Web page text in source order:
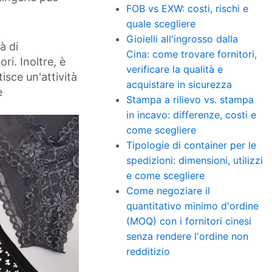
di
Inoltre, è
un'attività
FOB vs EXW: costi, rischi e
quale scegliere
Gioielli all'ingrosso dalla
Cina: come trovare fornitori,
verificare la qualità e
acquistare in sicurezza
Stampa a rilievo vs. stampa
in incavo: differenze, costi e
come scegliere
Tipologie di container per le
spedizioni: dimensioni, utilizzi
e come scegliere
Come negoziare il
quantitativo minimo d'ordine
(MOQ) con i fornitori cinesi
senza rendere l'ordine non
redditizio